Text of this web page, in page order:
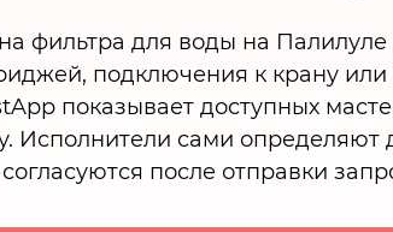
фильтра для воды на Палилуле
подключения к крану или
показывает доступных
Исполнители сами определяют
после отправки